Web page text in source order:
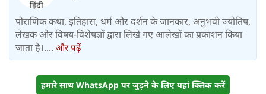
पौराणिक कथा, इतिहास, धर्म और दर्शन के जानकार, अनुभवी ज्योतिष,
लेखक और विषय-विशेषज्ञों द्वारा लिखे गए आलेखों का प्रकाशन किया
जाता है।.... और पढ़ें
हमारे साथ WhatsApp पर जुड़ने के लिए यहां क्लिक करें